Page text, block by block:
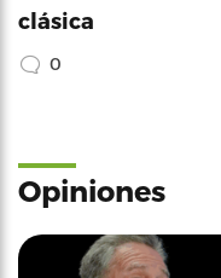
clásica
0
Opiniones